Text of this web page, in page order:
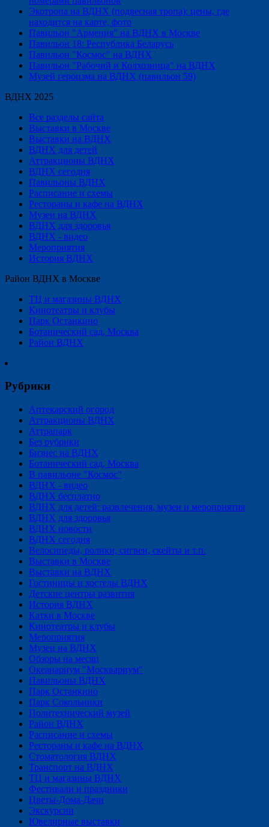
Экотропа на ВДНХ (подвесная тропа): цены, где
находится на карте, фото
Павильон "Армения" на ВДНХ в Москве
Павильон 18: Республика Беларусь
Павильон "Космос" на ВДНХ
Павильон "Рабочий и Колхозница" на ВДНХ
Музей героизма на ВДНХ (павильон 59)
ВДНХ 2025
Все разделы сайта
Выставки в Москве
Выставки на ВДНХ
ВДНХ для детей
Аттракционы ВДНХ
ВДНХ сегодня
Павильоны ВДНХ
Расписание и схемы
Рестораны и кафе на ВДНХ
Музеи на ВДНХ
ВДНХ для здоровья
ВДНХ - видео
Мероприятия
История ВДНХ
Район ВДНХ в Москве
ТЦ и магазины ВДНХ
Кинотеатры и клубы
Парк Останкино
Ботанический сад, Москва
Район ВДНХ
Рубрики
Аптекарский огород
Аттракционы ВДНХ
Аттрапарк
Без рубрики
Бизнес на ВДНХ
Ботанический сад, Москва
В павильоне "Космос"
ВДНХ - видео
ВДНХ бесплатно
ВДНХ для детей: развлечения, музеи и мероприятия
ВДНХ для здоровья
ВДНХ новости
ВДНХ сегодня
Велосипеды, ролики, сигвеи, скейты и т.п.
Выставки в Москве
Выставки на ВДНХ
Гостиницы и хостелы ВДНХ
Детские центры развития
История ВДНХ
Катки в Москве
Кинотеатры и клубы
Мероприятия
Музеи на ВДНХ
Обзоры на месяц
Океанариум "Москвариум"
Павильоны ВДНХ
Парк Останкино
Парк Сокольники
Политехнический музей
Район ВДНХ
Расписание и схемы
Рестораны и кафе на ВДНХ
Стоматология ВДНХ
Транспорт на ВДНХ
ТЦ и магазины ВДНХ
Фестивали и праздники
Цветы-Дома-Дачи
Экскурсии
Ювелирные выставки